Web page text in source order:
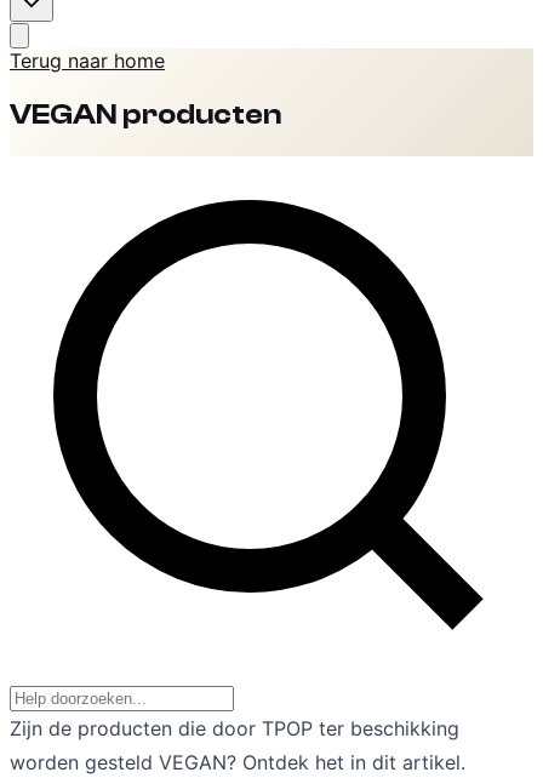
Terug naar home
VEGAN producten
Zijn de producten die door TPOP ter beschikking
worden gesteld VEGAN? Ontdek het in dit artikel.